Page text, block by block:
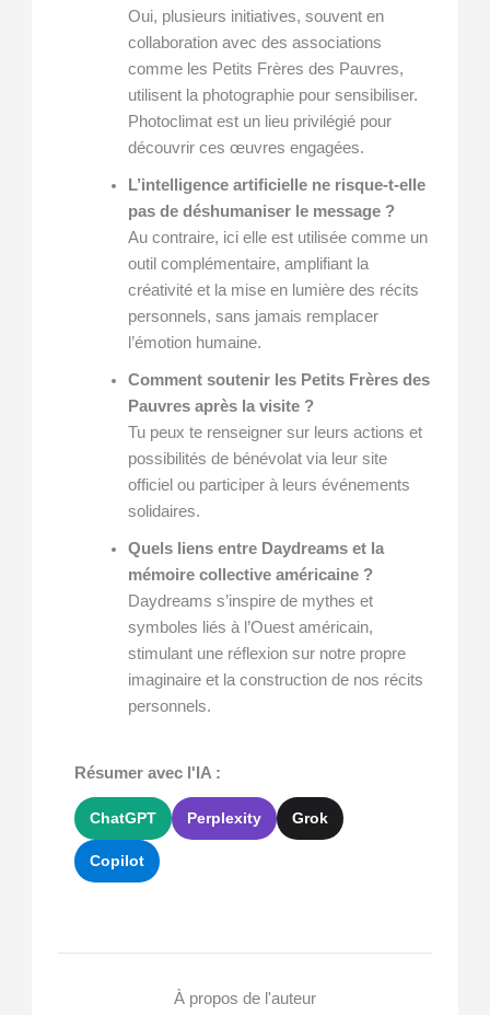
Oui, plusieurs initiatives, souvent en
collaboration avec des associations
comme les Petits Frères des Pauvres,
utilisent la photographie pour sensibiliser.
Photoclimat est un lieu privilégié pour
découvrir ces œuvres engagées.
L’intelligence artificielle ne risque-t-elle
pas de déshumaniser le message ?
Au contraire, ici elle est utilisée comme un
outil complémentaire, amplifiant la
créativité et la mise en lumière des récits
personnels, sans jamais remplacer
l’émotion humaine.
Comment soutenir les Petits Frères des
Pauvres après la visite ?
Tu peux te renseigner sur leurs actions et
possibilités de bénévolat via leur site
officiel ou participer à leurs événements
solidaires.
Quels liens entre Daydreams et la
mémoire collective américaine ?
Daydreams s’inspire de mythes et
symboles liés à l’Ouest américain,
stimulant une réflexion sur notre propre
imaginaire et la construction de nos récits
personnels.
Résumer avec l'IA :
ChatGPT Perplexity Grok
Copilot
À propos de l'auteur